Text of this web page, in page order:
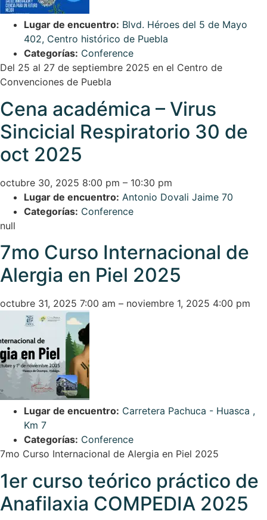
Lugar de encuentro: Blvd. Héroes del 5 de Mayo
402, Centro histórico de Puebla
Categorías: Conference
Del 25 al 27 de septiembre 2025 en el Centro de
Convenciones de Puebla
Cena académica – Virus
Sincicial Respiratorio 30 de
oct 2025
octubre 30, 2025 8:00 pm – 10:30 pm
Lugar de encuentro: Antonio Dovali Jaime 70
Categorías: Conference
null
7mo Curso Internacional de
Alergia en Piel 2025
octubre 31, 2025 7:00 am – noviembre 1, 2025 4:00 pm
Lugar de encuentro: Carretera Pachuca - Huasca ,
Km 7
Categorías: Conference
7mo Curso Internacional de Alergia en Piel 2025
1er curso teórico práctico de
Anafilaxia COMPEDIA 2025